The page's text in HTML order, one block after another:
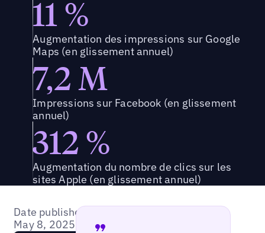
11 %
Augmentation des impressions sur Google
Maps (en glissement annuel)
7,2 M
Impressions sur Facebook (en glissement
annuel)
312 %
Augmentation du nombre de clics sur les
sites Apple (en glissement annuel)
Date published:
May 8, 2025